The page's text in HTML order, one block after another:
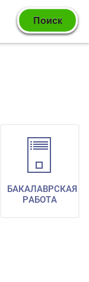
БАКАЛАВРСКАЯ
РАБОТА